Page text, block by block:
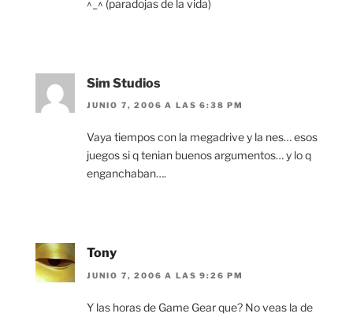
^_^ (paradojas de la vida)
Sim Studios
JUNIO 7, 2006 A LAS 6:38 PM
Vaya tiempos con la megadrive y la nes… esos
juegos si q tenian buenos argumentos… y lo q
enganchaban….
Tony
JUNIO 7, 2006 A LAS 9:26 PM
Y las horas de Game Gear que? No veas la de